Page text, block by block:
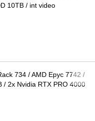
10TB / int video